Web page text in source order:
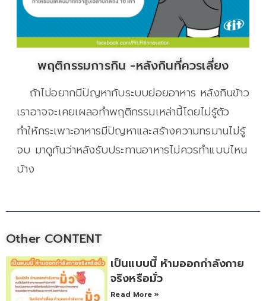
พฤติกรรมการกิน -หลังกินที่ควรเลี่ยง
ถ้าไม่อยากมีปัญหากับระบบย่อยอาหาร หลังกินข้าว
เราอาจจะเคยเผลอทำพฤติกรรมเหล่านี้โดยไม่รู้ตัว
ทำให้กระเพาะอาหารมีปัญหาและสร้างความทรมานไม่รู้
จบ มาดูกันว่าหลังรับประทานอาหารไม่ควรทำแบบไหน
บ้าง
Other CONTENT
เป็นแบบนี้ ห้ามออกกำลังกาย
จริงหรือมั่ว
Read More »